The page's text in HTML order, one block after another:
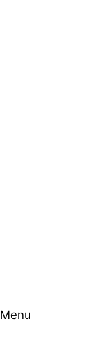
Menu